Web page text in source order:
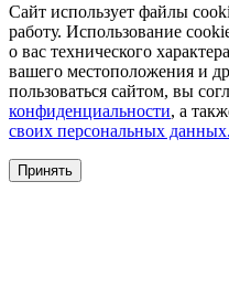
Сайт использует файлы
работу. Использование
о вас технического
вашего местоположения и
пользоваться сайтом, вы
конфиденциальности, а
своих персональных данных.
Принять